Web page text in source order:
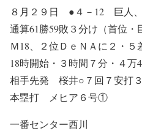
８月２９日 ●４－12 巨人
通算61勝59敗３分け（首位
Ｍ18、２位ＤｅＮＡに２・５
18時開始・３時間７分・４万
相手先発 桜井○７回７安打
本塁打 メヒア６号①
一番センター西川